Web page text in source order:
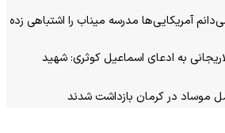
آمریکایی‌ها مدرسه میناب را اشتباهی زده
به ادعای اسماعیل کوثری: شهید